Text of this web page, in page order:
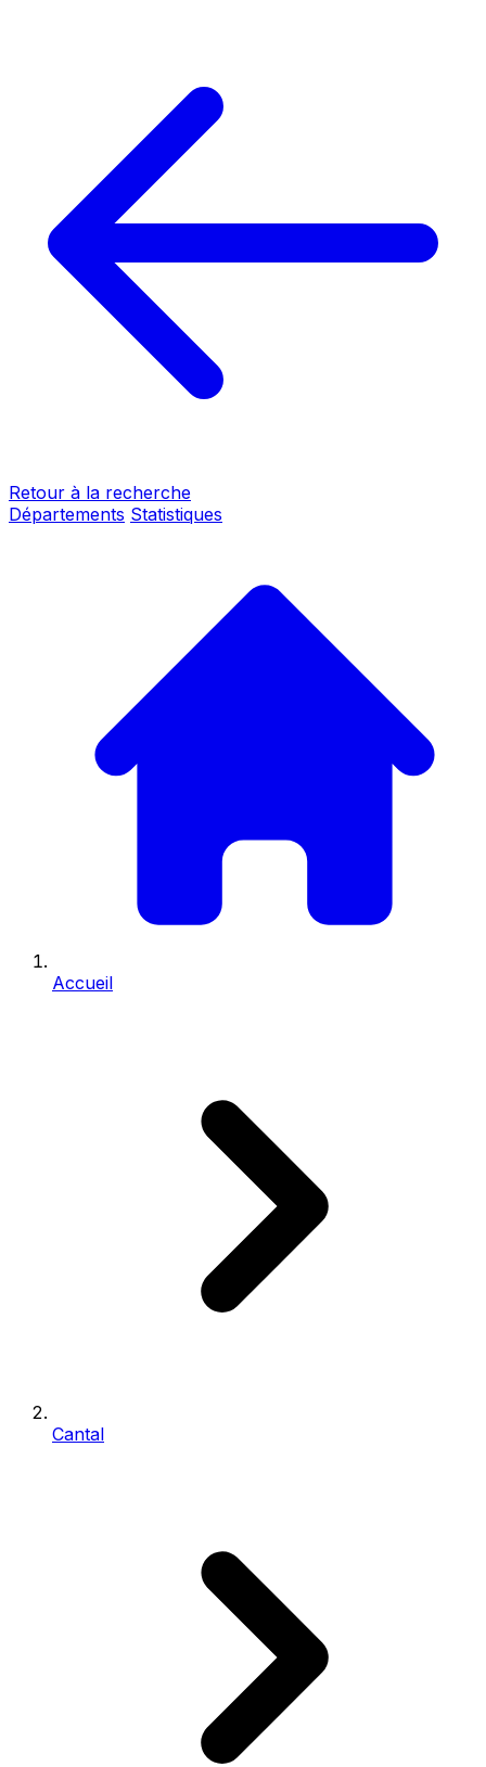
Retour à la recherche
Départements Statistiques
Accueil
Cantal